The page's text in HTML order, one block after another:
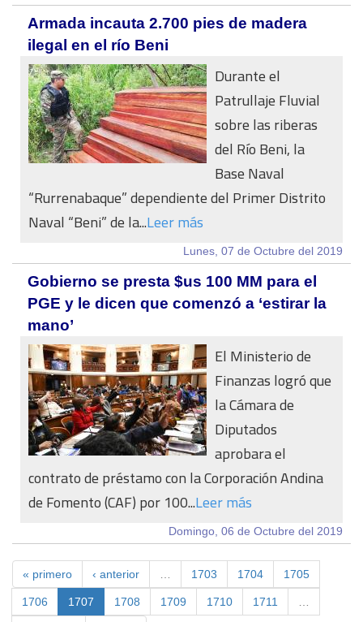
Armada incauta 2.700 pies de madera
ilegal en el río Beni
Durante el
Patrullaje Fluvial
sobre las riberas
del Río Beni, la
Base Naval
“Rurrenabaque” dependiente del Primer Distrito
Naval “Beni” de la...Leer más
Lunes, 07 de Octubre del 2019
Gobierno se presta $us 100 MM para el
PGE y le dicen que comenzó a ‘estirar la
mano’
El Ministerio de
Finanzas logró que
la Cámara de
Diputados
aprobara el
contrato de préstamo con la Corporación Andina
de Fomento (CAF) por 100...Leer más
Domingo, 06 de Octubre del 2019
« primero ‹ anterior 1703 1704 1705
1706 1707 1708 1709 1710 1711